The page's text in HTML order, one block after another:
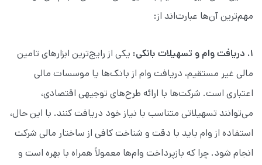
مهم‌ترین آن‌ها عبارت‌اند از:
۱. دریافت وام و تسهیلات بانکی:
یکی از رایج‌ترین ابزارهای تامین
مالی غیر مستقیم، دریافت وام از بانک‌ها یا موسسات مالی
اعتباری است. شرکت‌ها با ارائه طرح‌های توجیهی اقتصادی،
می‌توانند تسهیلاتی متناسب با نیاز خود دریافت کنند. با این حال،
استفاده از وام باید با دقت و شناخت کافی از ساختار مالی شرکت
انجام شود. چرا که بازپرداخت وام‌ها معمولاً همراه با بهره است و